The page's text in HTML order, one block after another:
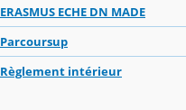
ERASMUS ECHE DN MADE
Parcoursup
Règlement intérieur